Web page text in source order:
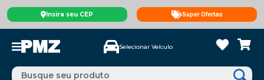
Insira seu CEP Super Ofertas
Selecionar Veículo
Busque seu produto